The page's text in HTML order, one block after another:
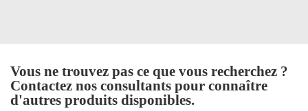
Vous ne trouvez pas ce que vous recherchez ?
Contactez nos consultants pour connaître
d'autres produits disponibles.